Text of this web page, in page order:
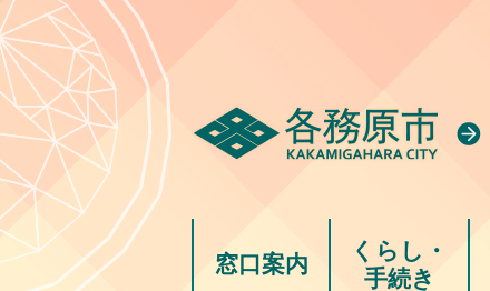
窓口案内
くらし・
手続き